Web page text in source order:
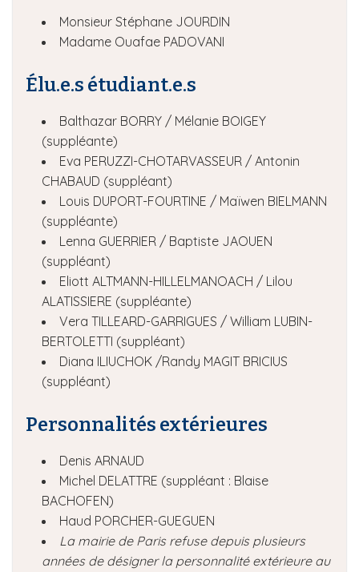
Monsieur Stéphane JOURDIN
Madame Ouafae PADOVANI
Élu.e.s étudiant.e.s
Balthazar BORRY / Mélanie BOIGEY
(suppléante)
Eva PERUZZI-CHOTARVASSEUR / Antonin
CHABAUD (suppléant)
Louis DUPORT-FOURTINE / Maïwen BIELMANN
(suppléante)
Lenna GUERRIER / Baptiste JAOUEN
(suppléant)
Eliott ALTMANN-HILLELMANOACH / Lilou
ALATISSIERE (suppléante)
Vera TILLEARD-GARRIGUES / William LUBIN-
BERTOLETTI (suppléant)
Diana ILIUCHOK /Randy MAGIT BRICIUS
(suppléant)
Personnalités extérieures
Denis ARNAUD
Michel DELATTRE (suppléant : Blaise
BACHOFEN)
Haud PORCHER-GUEGUEN
La mairie de Paris refuse depuis plusieurs
années de désigner la personnalité extérieure au